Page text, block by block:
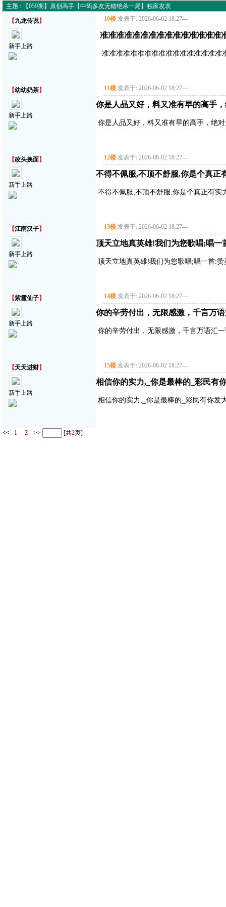
主题 : 【059期】原创高手【中码多友无错绝杀一尾】独家发表
【九龙传说】
新手上路
10楼 发表于: 2026-06-02 18:27---
准准准准准准准准准准准准准准准
准准准准准准准准准准准准准准准准准
【幼幼奶茶】
新手上路
11楼 发表于: 2026-06-02 18:27---
你是人品又好，料又准有早的高手
你是人品又好，料又准有早的高手，绝
【改头换面】
新手上路
12楼 发表于: 2026-06-02 18:27---
不得不佩服,不顶不舒服,你是个真正
不得不佩服,不顶不舒服,你是个真正有实
【江南汉子】
新手上路
13楼 发表于: 2026-06-02 18:27---
顶天立地真英雄!我们为您歌唱;唱一
顶天立地真英雄!我们为您歌唱;唱一首:
【紫霞仙子】
新手上路
14楼 发表于: 2026-06-02 18:27---
你的辛劳付出，无限感激，千言万
你的辛劳付出，无限感激，千言万语汇
【天天进财】
新手上路
15楼 发表于: 2026-06-02 18:27---
相信你的实力,_你是最棒的_彩民有
相信你的实力,_你是最棒的_彩民有你发
<< 1 2 >> [共2页]